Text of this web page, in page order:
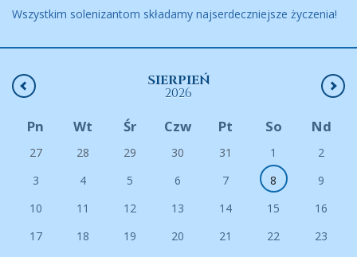
Wszystkim solenizantom składamy najserdeczniejsze życzenia!
SIERPIEŃ
2026
Pn Wt Śr Czw Pt So Nd
27 28 29 30 31 1
2
3
4 5 6 7 8
9
10
11 12 13 14 15
16
17
18 19 20 21 22
23